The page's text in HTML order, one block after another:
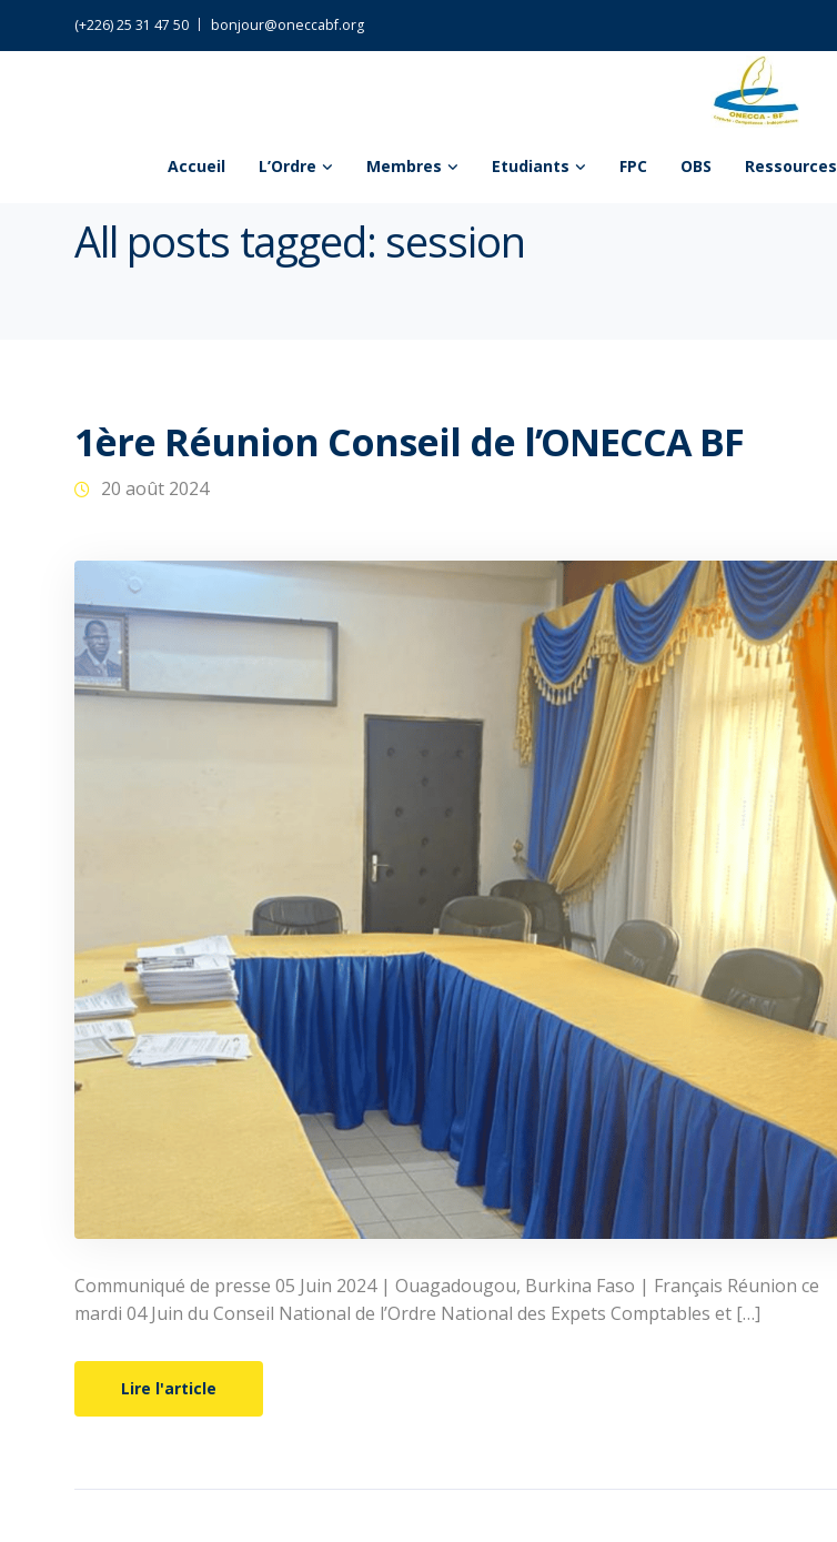
(+226) 25 31 47 50 bonjour@oneccabf.org
Accueil L’Ordre Membres Etudiants FPC OBS Ressources
All posts tagged: session
1ère Réunion Conseil de l’ONECCA BF
20 août 2024
Communiqué de presse 05 Juin 2024 | Ouagadougou, Burkina Faso | Français Réunion ce
mardi 04 Juin du Conseil National de l’Ordre National des Expets Comptables et […]
Lire l'article